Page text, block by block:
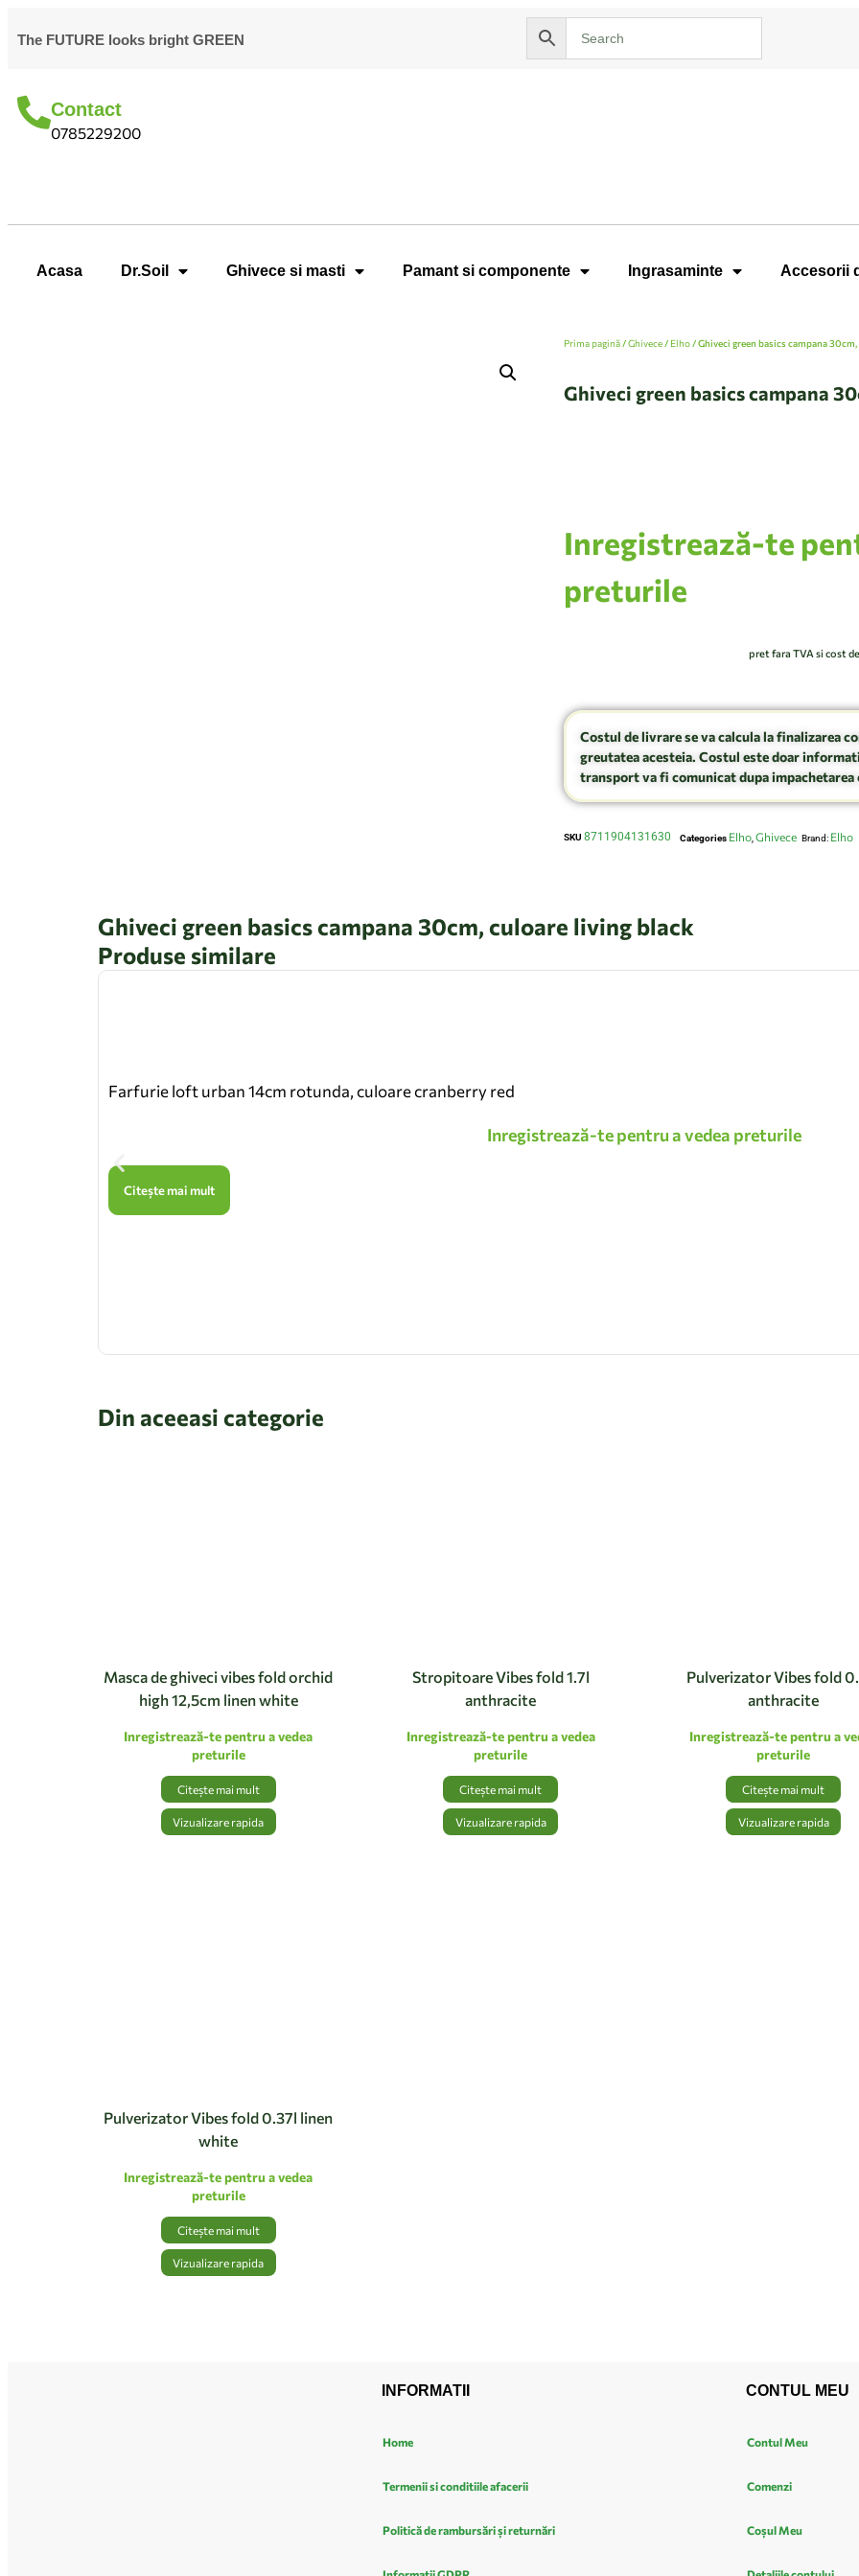
The FUTURE looks bright GREEN
Contact
0785229200
Acasa Dr.Soil Ghivece si masti Pamant si componente Ingrasaminte Accesorii
Prima pagină/Ghivece/ Elho/ Ghiveci green basics campana
Ghiveci green basics campana
Inregistrează-te
preturile
pret fara TVA si cost
Costul de livrare se va calcula la finalizarea
greutatea acesteia. Costul este doar
transport va fi comunicat dupa impachetarea
SKU 8711904131630 Categories Elho Ghivece Brand: Elho
Ghiveci green basics campana 30cm, culoare living black
Produse similare
Farfurie loft urban 14cm rotunda, culoare cranberry red
Inregistrează-te pentru a vedea preturile
Citește mai mult
Din aceeasi categorie
Masca de ghiveci vibes fold orchid
high 12,5cm linen white
Inregistrează-te pentru a vedea
preturile
Citește mai mult
Vizualizare rapida
Stropitoare Vibes fold 1.7l
anthracite
Inregistrează-te pentru a vedea
preturile
Citește mai mult
Vizualizare rapida
Pulverizator Vibes fold
anthracite
Inregistrează-te pentru a
preturile
Citește mai mult
Vizualizare rapida
Pulverizator Vibes fold 0.37l linen
white
Inregistrează-te pentru a vedea
preturile
Citește mai mult
Vizualizare rapida
INFORMATII
Home
Termenii si conditiile afacerii
Politică de rambursări și returnări
CONTUL MEU
Contul Meu
Comenzi
Coșul Meu